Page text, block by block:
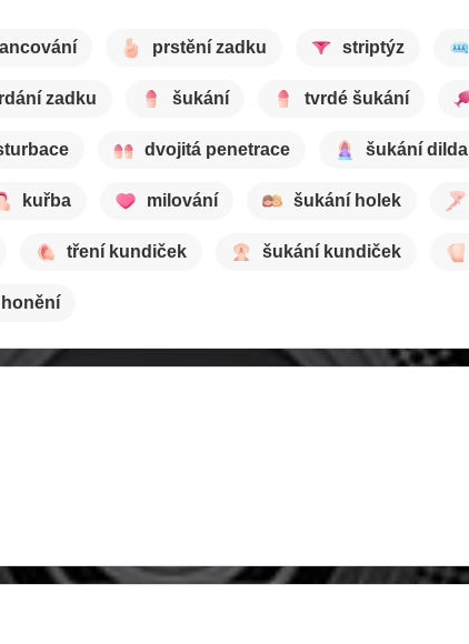
prstění zadku striptýz
zadku šukání tvrdé šukání
dvojitá penetrace šukání dilda
kuřba milování šukání holek
tření kundiček šukání kundiček
honění